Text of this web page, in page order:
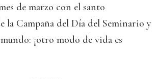
de marzo con el santo
la Campaña del Día del Seminario y
¡otro modo de vida es